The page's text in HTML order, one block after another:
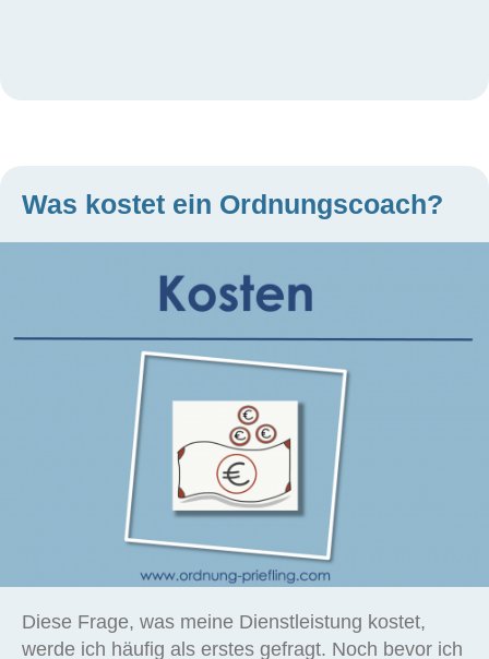
Was kostet ein Ordnungscoach?
Diese Frage, was meine Dienstleistung kostet,
werde ich häufig als erstes gefragt. Noch bevor ich